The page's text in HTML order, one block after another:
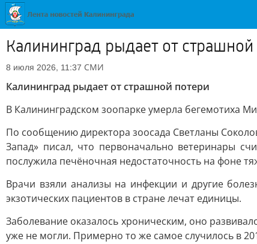
Калининград рыдает от страшной
8 июля 2026, 11:37 СМИ
Калининград рыдает от страшной потери
В Калининградском зоопарке умерла бегемотиха
По сообщению директора зоосада Светланы
Запад» писал, что первоначально ветеринары
послужила печёночная недостаточность на фоне
Врачи взяли анализы на инфекции и другие
экзотических пациентов в стране лечат единицы.
Заболевание оказалось хроническим, оно
уже не могли. Примерно то же самое случилось в